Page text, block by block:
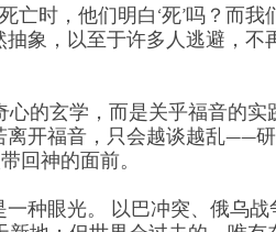
时，他们明白‘死’吗？而我
抽象，以至于许多人逃避，不
的玄学，而是关乎福音的实
离开福音，只会越谈越乱——
回神的面前。
种眼光。 以巴冲突、俄乌战